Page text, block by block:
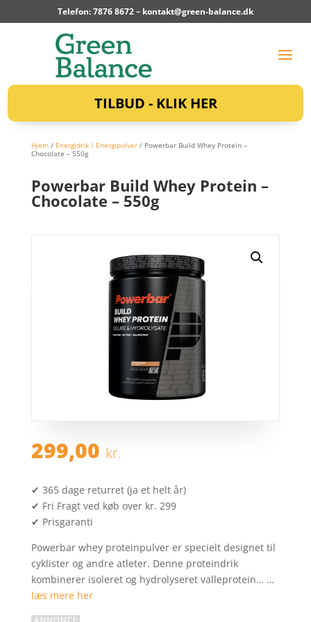
Telefon: 7876 8672 – kontakt@green-balance.dk
TILBUD - KLIK HER
Hjem/ Energidrik / Energipulver/ Powerbar Build Whey Protein –
Chocolate – 550g
Powerbar Build Whey Protein –
Chocolate – 550g
299,00 kr.
✔ 365 dage returret (ja et helt år)
✔ Fri Fragt ved køb over kr. 299
✔ Prisgaranti
Powerbar whey proteinpulver er specielt designet til
cyklister og andre atleter. Denne proteindrik
kombinerer isoleret og hydrolyseret valleprotein… …
læs mere her